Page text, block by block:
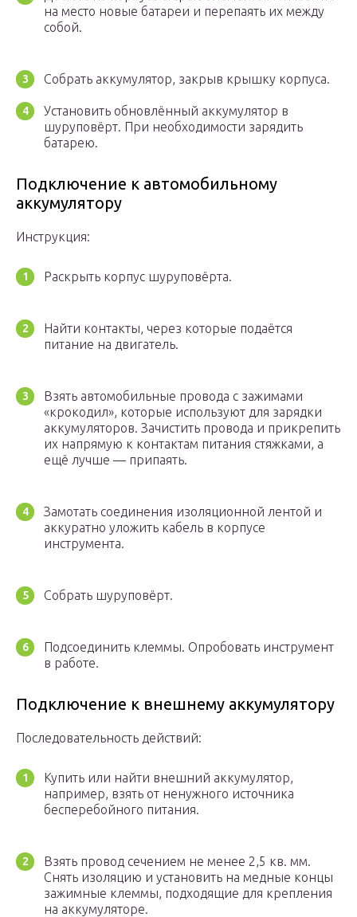
на место новые батареи и перепаять их между
собой.
Собрать аккумулятор, закрыв крышку корпуса.
Установить обновлённый аккумулятор в
шуруповёрт. При необходимости зарядить
батарею.
Подключение к автомобильному
аккумулятору
Инструкция:
Раскрыть корпус шуруповёрта.
Найти контакты, через которые подаётся
питание на двигатель.
Взять автомобильные провода с зажимами
«крокодил», которые используют для зарядки
аккумуляторов. Зачистить провода и прикрепить
их напрямую к контактам питания стяжками, а
ещё лучше — припаять.
Замотать соединения изоляционной лентой и
аккуратно уложить кабель в корпусе
инструмента.
Собрать шуруповёрт.
Подсоединить клеммы. Опробовать инструмент
в работе.
Подключение к внешнему аккумулятору
Последовательность действий:
Купить или найти внешний аккумулятор,
например, взять от ненужного источника
бесперебойного питания.
Взять провод сечением не менее 2,5 кв. мм.
Снять изоляцию и установить на медные концы
зажимные клеммы, подходящие для крепления
на аккумуляторе.